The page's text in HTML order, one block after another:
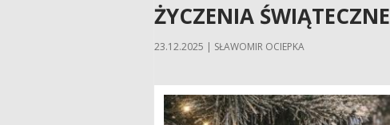
ŻYCZENIA ŚWIĄTECZNE
23.12.2025 | SŁAWOMIR OCIEPKA